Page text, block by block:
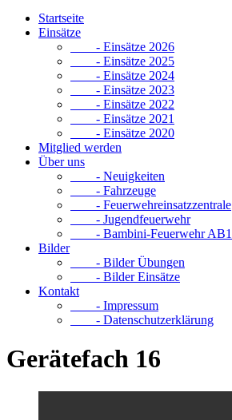
Startseite
Einsätze
- Einsätze 2026
- Einsätze 2025
- Einsätze 2024
- Einsätze 2023
- Einsätze 2022
- Einsätze 2021
- Einsätze 2020
Mitglied werden
Über uns
- Neuigkeiten
- Fahrzeuge
- Feuerwehreinsatzzentrale
- Jugendfeuerwehr
- Bambini-Feuerwehr AB1
Bilder
- Bilder Übungen
- Bilder Einsätze
Kontakt
- Impressum
- Datenschutzerklärung
Gerätefach 16